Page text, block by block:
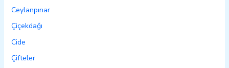
Ceylanpınar
Çiçekdağı
Cide
Çifteler